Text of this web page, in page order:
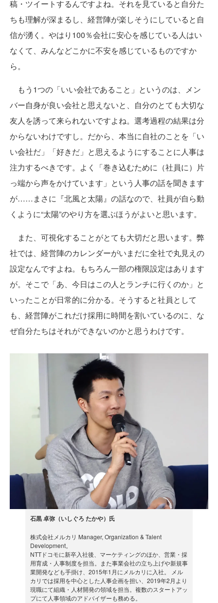
稿・ツイートするんですよね。それを見ていると自分た
ちも理解が深まるし、経営陣が楽しそうにしていると自
信が湧く。やはり100％会社に安心を感じている人はい
なくて、みんなどこかに不安を感じているものですか
ら。
もう1つの「いい会社であること」というのは、メン
バー自身が良い会社と思えないと、自分のとても大切な
友人を誘って来られないですよね。選考過程の結果は分
からないわけですし。だから、本当に自社のことを「い
い会社だ」「好きだ」と思えるようにすることに人事は
注力するべきです。よく「巻き込むために（社員に）片
っ端から声をかけています」という人事の話を聞きます
が……まさに『北風と太陽』の話なので、社員が自ら動
くように“太陽”のやり方を選ぶほうがよいと思います。
また、可視化することがとても大切だと思います。弊
社では、経営陣のカレンダーがいまだに全社で丸見えの
設定なんですよね。もちろん一部の権限設定はあります
が。そこで「あ、今日はこの人とランチに行くのか」と
いったことが日常的に分かる。そうすると社員として
も、経営陣がこれだけ採用に時間を割いているのに、な
ぜ自分たちはそれができないのかと思うわけです。
石黒 卓弥（いしぐろ たかや）氏
株式会社メルカリ Manager, Organization & Talent
Development。
NTTドコモに新卒入社後、マーケティングのほか、営業・採
用育成・人事制度を担当。また事業会社の立ち上げや新規事
業開発なども手掛け、2015年1月にメルカリに入社。 メル
カリでは採用を中心とした人事企画を担い、2019年2月より
現職にて組織・人材開発の領域を担当。複数のスタートアッ
プにて人事領域のアドバイザーも務める。